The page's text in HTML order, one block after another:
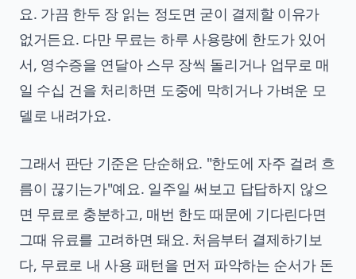
요. 가끔 한두 장 읽는 정도면 굳이 결제할 이유가
없거든요. 다만 무료는 하루 사용량에 한도가 있어
서, 영수증을 연달아 스무 장씩 돌리거나 업무로 매
일 수십 건을 처리하면 도중에 막히거나 가벼운 모
델로 내려가요.
그래서 판단 기준은 단순해요. "한도에 자주 걸려 흐
름이 끊기는가"예요. 일주일 써보고 답답하지 않으
면 무료로 충분하고, 매번 한도 때문에 기다린다면
그때 유료를 고려하면 돼요. 처음부터 결제하기보
다, 무료로 내 사용 패턴을 먼저 파악하는 순서가 돈